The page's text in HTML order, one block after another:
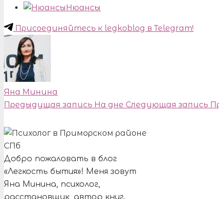
Нюансы
Присоединяйтесь к legkoblog в Telegram!
Яна Минина
Предыдущая запись На дне Следующая запись
Добро пожаловать в блог
«Легкость бытия»! Меня зовут
Яна Минина, психолог,
расстановщик, автор книг.